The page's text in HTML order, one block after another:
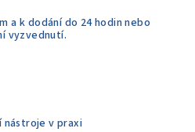
a k dodání do 24 hodin nebo
vyzvednutí.
nástroje v praxi